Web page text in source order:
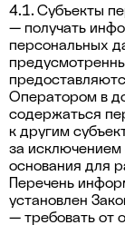
4.1. Субъекты
— получать
персональных
Оператором в
содержаться
к другим
за исключением
основания для
Перечень
установлен
— требовать от